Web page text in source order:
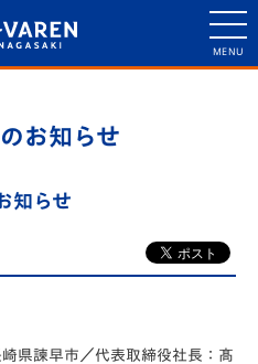
お知らせ
知らせ
県諫早市／代表取締役社⻑：髙